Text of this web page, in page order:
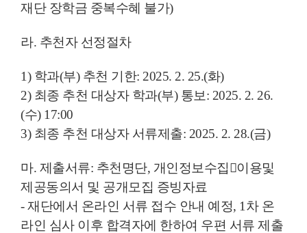
재단 장학금 중복수혜 불가)
라. 추천자 선정절차
1) 학과(부) 추천 기한: 2025. 2. 25.(화)
2) 최종 추천 대상자 학과(부) 통보: 2025. 2. 26.
(수) 17:00
3) 최종 추천 대상자 서류제출: 2025. 2. 28.(금)
마. 제출서류: 추천명단, 개인정보수집이용및
제공동의서 및 공개모집 증빙자료
- 재단에서 온라인 서류 접수 안내 예정, 1차 온
라인 심사 이후 합격자에 한하여 우편 서류 제출